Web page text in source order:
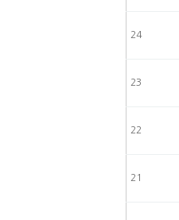
24
23
22
21